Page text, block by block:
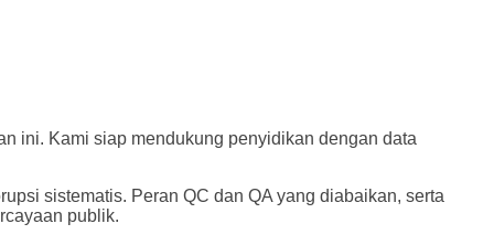
ini. Kami siap mendukung penyidikan dengan data
sistematis. Peran QC dan QA yang diabaikan, serta
publik.